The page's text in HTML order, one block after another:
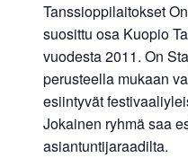
Tanssioppilaitokset
suosittu osa Kuopio
vuodesta 2011. On
perusteella mukaan
esiintyvät
Jokainen ryhmä saa
asiantuntijaraadilta.